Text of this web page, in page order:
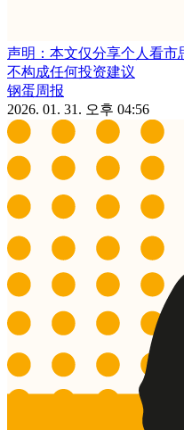
声明：本文仅分享个人看市
不构成任何投资建议
钢蛋周报
2026. 01. 31. 오후 04:56